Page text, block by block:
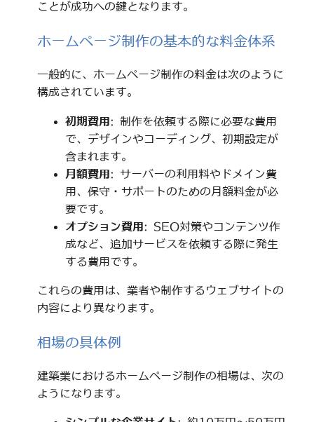
ことが成功への鍵となります。
ホームページ制作の基本的な料金体系
一般的に、ホームページ制作の料金は次のように
構成されています。
初期費用: 制作を依頼する際に必要な費用
で、デザインやコーディング、初期設定が
含まれます。
月額費用: サーバーの利用料やドメイン費
用、保守・サポートのための月額料金が必
要です。
オプション費用: SEO対策やコンテンツ作
成など、追加サービスを依頼する際に発生
する費用です。
これらの費用は、業者や制作するウェブサイトの
内容により異なります。
相場の具体例
建築業におけるホームページ制作の相場は、次の
ようになります。